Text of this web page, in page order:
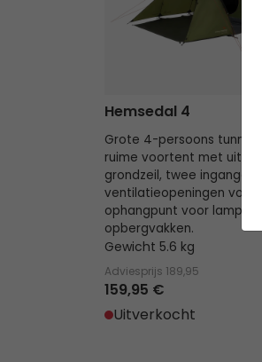
Hemsedal 4
Grote 4-persoons
ruime voortent met
grondzeil, twee ingangen,
ventilatieopeningen voor
ophangpunt voor lamp en
opbergvakken.
Gewicht 5.6 kg
Adviesprijs 189,95
159,95 €
Uitverkocht